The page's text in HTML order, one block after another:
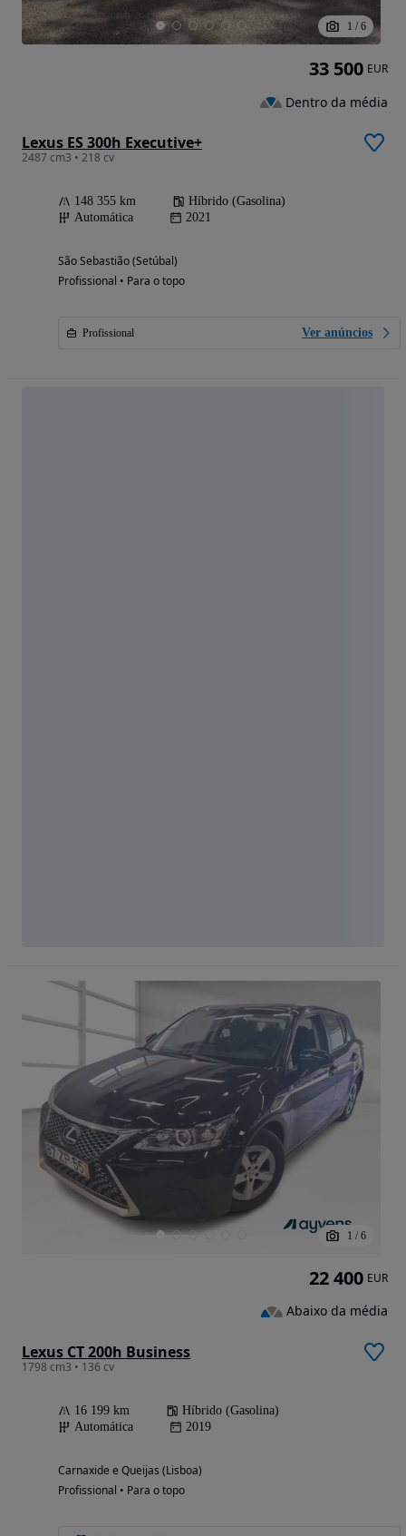
1 / 6
Lexus ES 300h Executive+
2487 cm3 • 218 cv
148 355 km
Híbrido (Gasolina)
Automática
2021
São Sebastião (Setúbal)
Profissional • Para o topo
Profissional Ver anúncios
33 500 EUR
Dentro da média
1 / 6
Lexus CT 200h Business
1798 cm3 • 136 cv
16 199 km
Híbrido (Gasolina)
Automática
2019
Carnaxide e Queijas (Lisboa)
Profissional • Para o topo
22 400 EUR
Abaixo da média